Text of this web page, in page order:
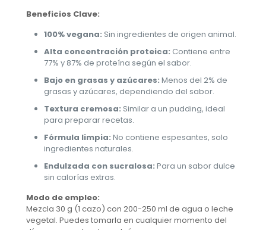
Beneficios Clave:
100% vegana: Sin ingredientes de origen animal.
Alta concentración proteica: Contiene entre
77% y 87% de proteína según el sabor.
Bajo en grasas y azúcares: Menos del 2% de
grasas y azúcares, dependiendo del sabor.
Textura cremosa: Similar a un pudding, ideal
para preparar recetas.
Fórmula limpia: No contiene espesantes, solo
ingredientes naturales.
Endulzada con sucralosa: Para un sabor dulce
sin calorías extras.
Modo de empleo:
Mezcla 30 g (1 cazo) con 200-250 ml de agua o leche
vegetal. Puedes tomarla en cualquier momento del